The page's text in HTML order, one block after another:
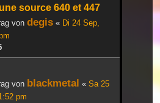
source 640 et 447
von degis « Di 24 Sep,
von blackmetal « Sa 25
pm